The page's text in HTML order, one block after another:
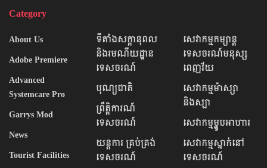
Category
About Us
Adobe Premiere
Advanced
Systemcare Pro
Garrys Mod
News
Tourist Facilities
ទីតាំងសក្តានុពល​
និងរមណីយដ្ឋាន
ទេសចរណ៍
បុណ្យជាតិ
ព្រឹតិ្តការណ៍
ទេសចរណ៍
យន្តការ គ្រប់គ្រង់
ទេសចរណ៍
សេវាកម្មកម្សាន្ត
ទេសចរណ៍មនុស្ស
ពេញវ័យ
សេវាកម្មម៉ាស្សា
និងស្បា
សេវាកម្មម្ហូបអាហារ
សេវាកម្មស្នាក់នៅ
ទេសចរណ៍